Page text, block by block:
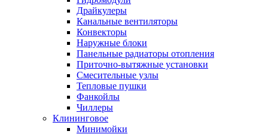
Драйкулеры
Канальные вентиляторы
Конвекторы
Наружные блоки
Панельные радиаторы отопления
Приточно-вытяжные установки
Смесительные узлы
Тепловые пушки
Фанкойлы
Чиллеры
Клининговое
Минимойки